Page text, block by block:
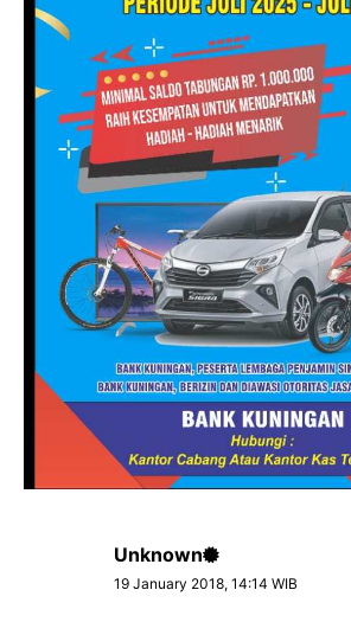
Unknown
19 January 2018, 14:14 WIB